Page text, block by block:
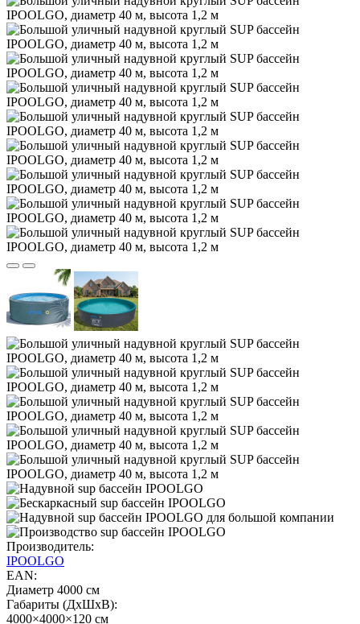
Производитель:
IPOOLGO
EAN:
Диаметр 4000 см
Габариты (ДхШхВ):
4000×4000×120 см